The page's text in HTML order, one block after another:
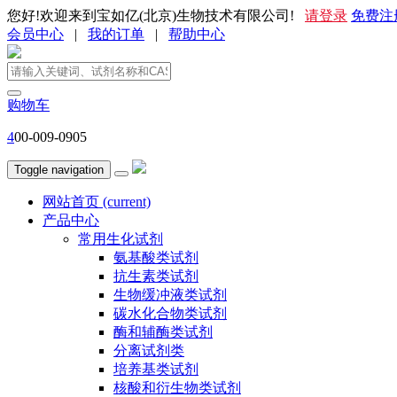
您好!欢迎来到宝如亿(北京)生物技术有限公司! 请登录 免费注
会员中心 | 我的订单 | 帮助中心
购物车
400-009-0905
Toggle navigation
网站首页 (current)
产品中心
常用生化试剂
氨基酸类试剂
抗生素类试剂
生物缓冲液类试剂
碳水化合物类试剂
酶和辅酶类试剂
分离试剂类
培养基类试剂
核酸和衍生物类试剂